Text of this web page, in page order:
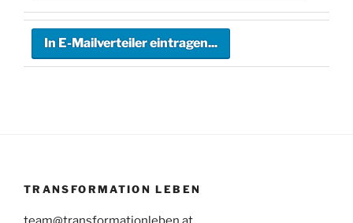
TRANSFORMATION LEBEN